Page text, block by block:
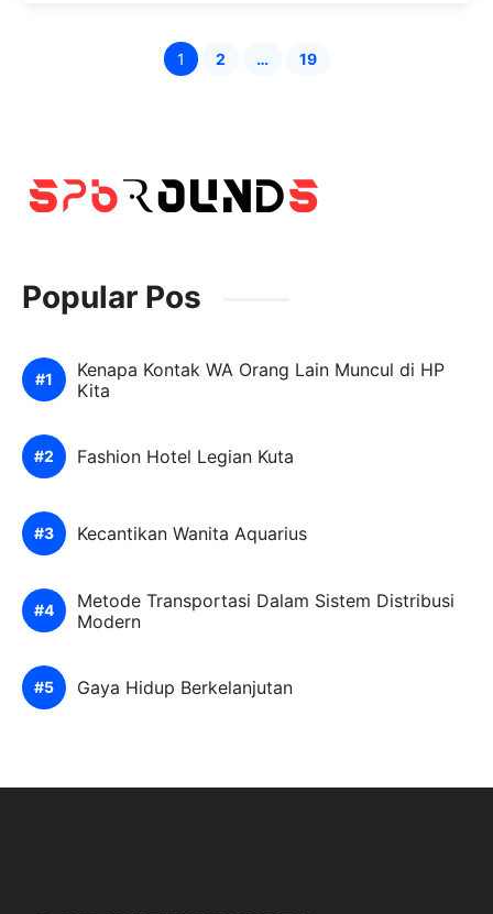
Halaman
1 Halaman
2 … Halaman
19
Popular Pos
Kenapa Kontak WA Orang Lain Muncul di HP
Kita
Fashion Hotel Legian Kuta
Kecantikan Wanita Aquarius
Metode Transportasi Dalam Sistem Distribusi
Modern
Gaya Hidup Berkelanjutan